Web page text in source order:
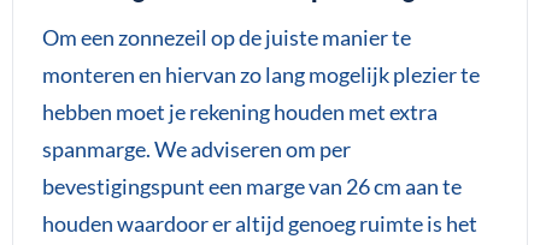
Om een zonnezeil op de juiste manier te
monteren en hiervan zo lang mogelijk plezier te
hebben moet je rekening houden met extra
spanmarge. We adviseren om per
bevestigingspunt een marge van 26 cm aan te
houden waardoor er altijd genoeg ruimte is het